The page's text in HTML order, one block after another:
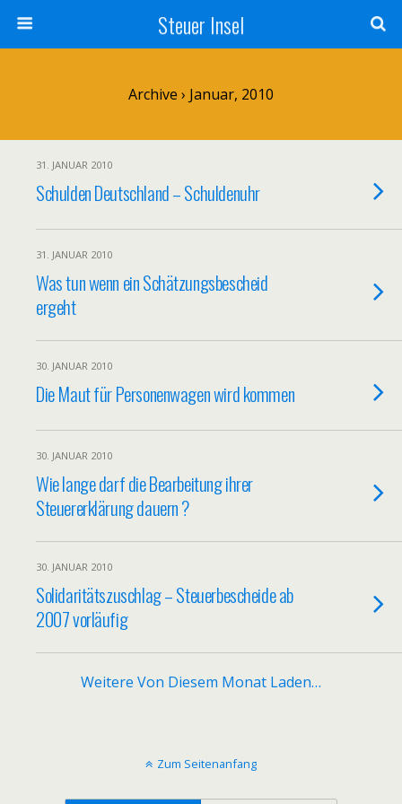
Steuer Insel
Archive › Januar, 2010
31. JANUAR 2010
Schulden Deutschland – Schuldenuhr
31. JANUAR 2010
Was tun wenn ein Schätzungsbescheid
ergeht
30. JANUAR 2010
Die Maut für Personenwagen wird kommen
30. JANUAR 2010
Wie lange darf die Bearbeitung ihrer
Steuererklärung dauern ?
30. JANUAR 2010
Solidaritätszuschlag – Steuerbescheide ab
2007 vorläufig
Weitere Von Diesem Monat Laden…
Zum Seitenanfang